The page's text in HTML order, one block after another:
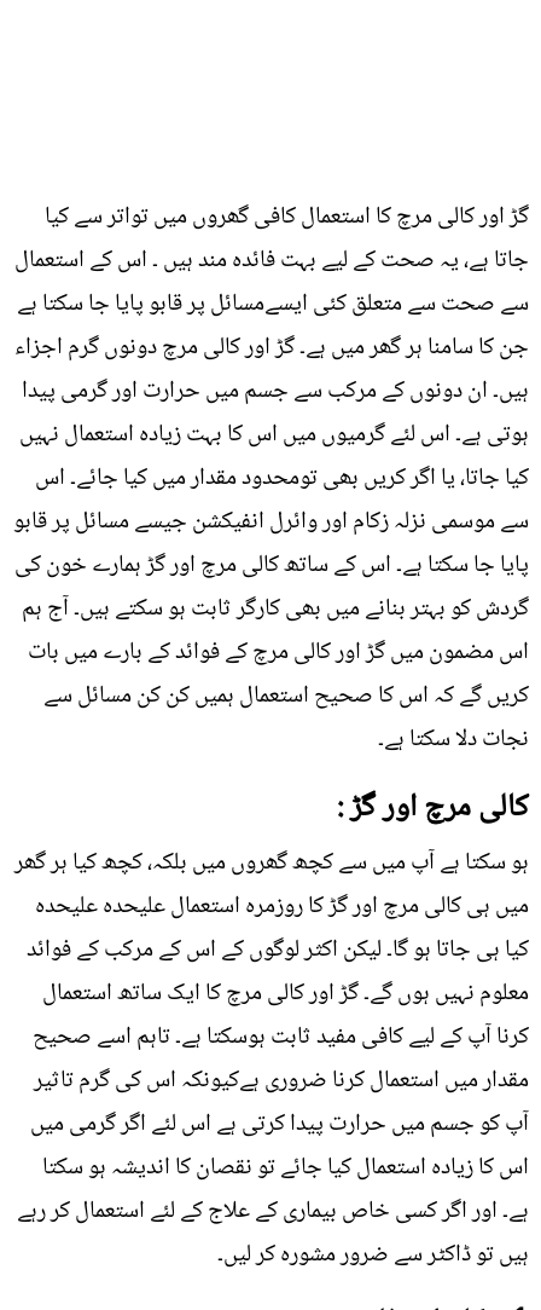
گڑ اور کالی مرچ کا استعمال کافی گھروں میں تواتر سے کیا
جاتا ہے، یہ صحت کے لیے بہت فائدہ مند ہیں ۔ اس کے استعمال
سے صحت سے متعلق کئی ایسےمسائل پر قابو پایا جا سکتا ہے
جن کا سامنا ہر گھر میں ہے۔ گڑ اور کالی مرچ دونوں گرم اجزاء
ہیں۔ ان دونوں کے مرکب سے جسم میں حرارت اور گرمی پیدا
ہوتی ہے۔ اس لئے گرمیوں میں اس کا بہت زیادہ استعمال نہیں
کیا جاتا، یا اگر کریں بھی تومحدود مقدار میں کیا جائے۔ اس
سے موسمی نزلہ زکام اور وائرل انفیکشن جیسے مسائل پر قابو
پایا جا سکتا ہے۔ اس کے ساتھ کالی مرچ اور گڑ ہمارے خون کی
گردش کو بہتر بنانے میں بھی کارگر ثابت ہو سکتے ہیں۔ آج ہم
اس مضمون میں گڑ اور کالی مرچ کے فوائد کے بارے میں بات
کریں گے کہ اس کا صحیح استعمال ہمیں کن کن مسائل سے
نجات دلا سکتا ہے۔
کالی مرچ اور گڑ :
ہو سکتا ہے آپ میں سے کچھ گھروں میں بلکہ، کچھ کیا ہر گھر
میں ہی کالی مرچ اور گڑ کا روزمرہ استعمال علیحدہ علیحدہ
کیا ہی جاتا ہو گا۔ لیکن اکثر لوگوں کے اس کے مرکب کے فوائد
معلوم نہیں ہوں گے۔ گڑ اور کالی مرچ کا ایک ساتھ استعمال
کرنا آپ کے لیے کافی مفید ثابت ہوسکتا ہے۔ تاہم اسے صحیح
مقدار میں استعمال کرنا ضروری ہےکیونکہ اس کی گرم تاثیر
آپ کو جسم میں حرارت پیدا کرتی ہے اس لئے اگر گرمی میں
اس کا زیادہ استعمال کیا جائے تو نقصان کا اندیشہ ہو سکتا
ہے۔ اور اگر کسی خاص بیماری کے علاج کے لئے استعمال کر رہے
ہیں تو ڈاکٹر سے ضرور مشورہ کر لیں۔